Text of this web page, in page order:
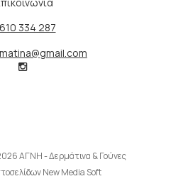
334 287
ΑΓΝΗ - Δερμάτινα & Γούνες
New Media Soft